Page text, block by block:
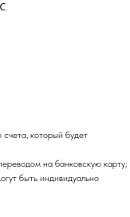
который будет
на банковскую карту;
быть индивидуально